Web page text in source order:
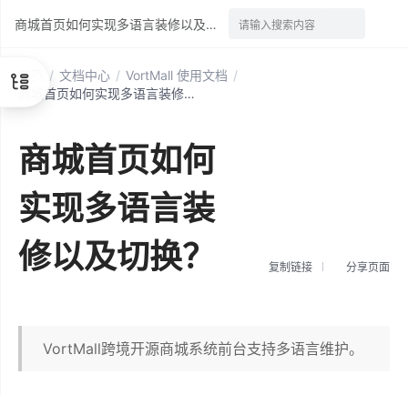
首页 / 文档中心 / VortMall 使用文档 /
商城首页如何实现多语言装修以及切换？
商城首页如何
实现多语言装
修以及切换？
复制链接 分享页面
VortMall跨境开源商城系统前台支持多语言维护。
商城首页如何实现多语言装修以及切换？ 请输入搜索内容